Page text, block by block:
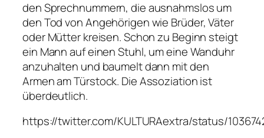
den Sprechnummern, die ausnahmslos um
den Tod von Angehörigen wie Brüder, Väter
oder Mütter kreisen. Schon zu Beginn steigt
ein Mann auf einen Stuhl, um eine Wanduhr
anzuhalten und baumelt dann mit den
Armen am Türstock. Die Assoziation ist
überdeutlich.
https://twitter.com/KULTURAextra/status/